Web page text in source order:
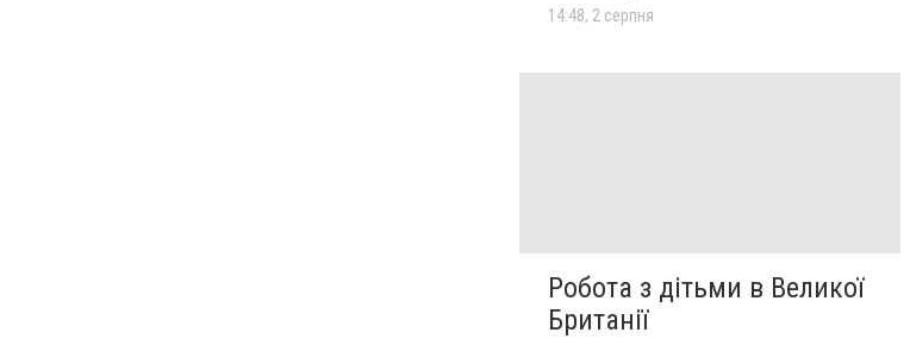
14:48, 2 серпня
Робота з дітьми в Великої
Британії